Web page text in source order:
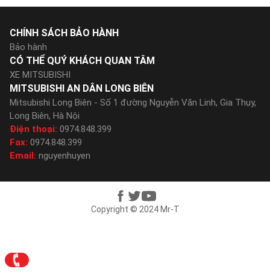
MITSUBISHI AN DÂN LONG BIÊN
Mitsubishi Long Biên - Số 1 đường Nguyễn Văn Linh, Gia Thụy,
Long Biên, Hà Nội
Điện thoại: 0974.848.399
Fax: 0974.848.399
Email: nguyenhuyen
CHÍNH SÁCH BẢO HÀNH
Bảo hành
CÓ THỂ QUÝ KHÁCH QUAN TÂM
XE MITSUBISHI
Copyright © 2024 Mr-T